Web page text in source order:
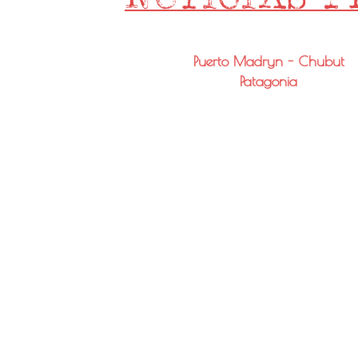
Puerto Madryn - Chubut
Patagonia